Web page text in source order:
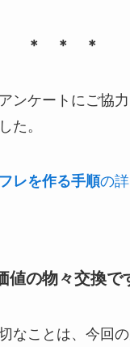
＊ ＊ ＊
ンケートにご協
た。
レを作る手順の
値の物々交換で
なことは、今回